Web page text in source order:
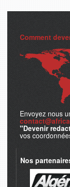
Comment
Envoyez nous
"Devenir
vos
Nos